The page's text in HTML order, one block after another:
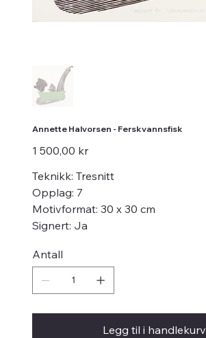
Annette Halvorsen - Ferskvannsfisk
Pris
1 500,00 kr
Teknikk: Tresnitt
Opplag: 7
Motivformat: 30 x 30 cm
Signert: Ja
Antall
Legg til i handlekurv